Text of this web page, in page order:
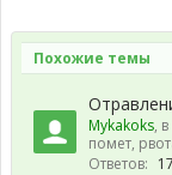
Похожие темы
Mykakoks,
помет,
Ответов: 17